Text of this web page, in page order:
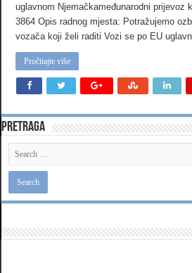
uglavnom Njemačkameđunarodni prijevoz
3864 Opis radnog mjesta: Potražujemo
vozača koji želi raditi Vozi se po EU
Pročitajte više
Pretraga